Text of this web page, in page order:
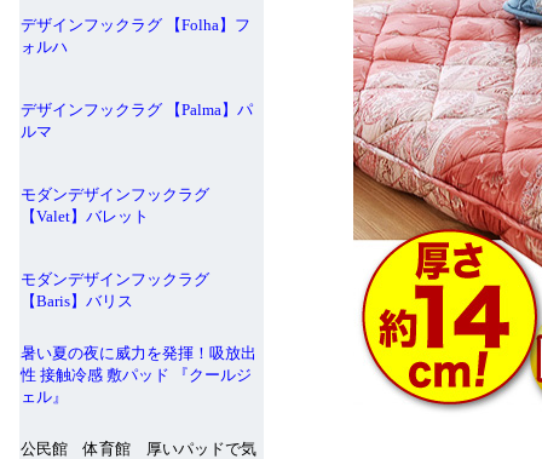
デザインフックラグ 【Folha】フ
ォルハ
デザインフックラグ 【Palma】パ
ルマ
モダンデザインフックラグ
【Valet】バレット
モダンデザインフックラグ
【Baris】バリス
暑い夏の夜に威力を発揮！吸放出
性 接触冷感 敷パッド 『クールジ
ェル』
公民館 体育館 厚いパッドで気